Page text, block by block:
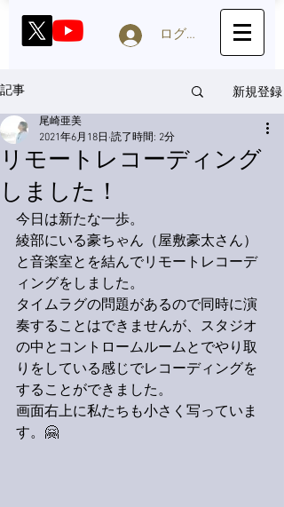
ログイン
記事 新規登録
リモートレコーディング
しました！
尾崎亜美
2021年6月18日 読了時間: 2分
今日は新たな一歩。
綾部にいる豪ちゃん（屋敷豪太さん）
と音楽室とを結んでリモートレコーデ
ィングをしました。
タイムラグの問題があるので同時に演
奏することはできませんが、スタジオ
の中とコントロームルームとでやり取
りをしている感じでレコーディングを
することができました。
画面右上に私たちも小さく写っていま
す。🤗